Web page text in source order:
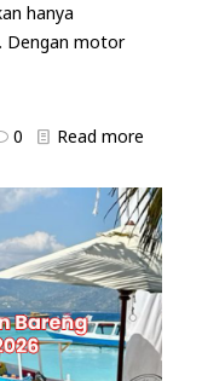
hanya
Dengan motor
0 Read more